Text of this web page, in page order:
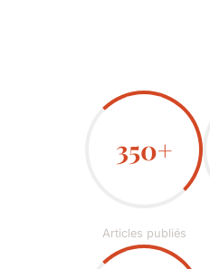
350+
Articles publiés